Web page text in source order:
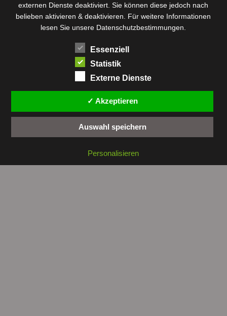
Rundfunk Römer Salzsee Sebkha
Sfax Sidi Bou Said Souk El Arba Sousse
Stadt Tabarka Telekommunikation
Zaghouan
externen Dienste deaktiviert. Sie können diese jedoch nach
belieben aktivieren & deaktivieren. Für weitere Informationen
lesen Sie unsere Datenschutzbestimmungen.
Essenziell
Statistik
Externe Dienste
✓ Akzeptieren
Auswahl speichern
Personalisieren